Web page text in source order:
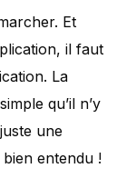
Et
il faut
La
qu’il n’y
une
entendu !